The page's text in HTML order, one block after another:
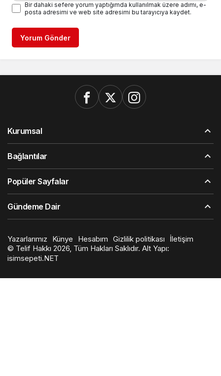
Bir dahaki sefere yorum yaptığımda kullanılmak üzere adımı, e-
posta adresimi ve web site adresimi bu tarayıcıya kaydet.
Yorum Gönder
Kurumsal
Bağlantılar
Popüler Sayfalar
Gündeme Dair
Yazarlarımız Künye Hesabım Gizlilik politikası
İletişim
© Telif Hakkı 2026, Tüm Hakları Saklıdır. Alt Yapı:
isimsepeti.NET